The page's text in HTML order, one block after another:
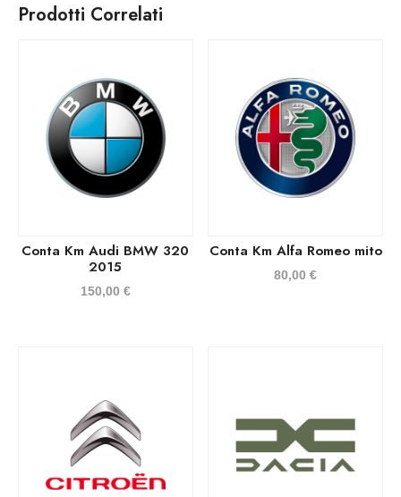
Prodotti Correlati
Conta Km Audi BMW 320
2015
150,00 €
Conta Km Alfa Romeo mito
80,00€